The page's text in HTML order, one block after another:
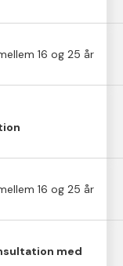
16 og 25 år
16 og 25 år
med